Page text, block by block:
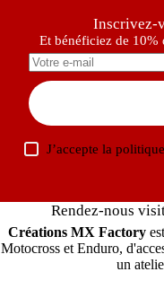
Inscrivez-
Et bénéficiez de 10%
J’accepte la
Rendez-nous
Créations MX Factory
Motocross et Enduro,
un